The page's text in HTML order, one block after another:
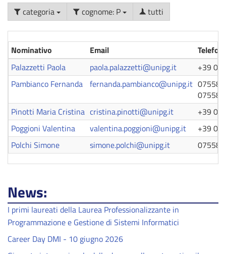
categoria cognome: P tutti
Nominativo Email
Palazzetti Paola
paola.palazzetti@unipg.it
+39
Pambianco Fernanda fernanda.pambianco@unipg.it
Pinotti Maria Cristina cristina.pinotti@unipg.it
+39
Poggioni Valentina
valentina.poggioni@unipg.it
+39
Polchi Simone
simone.polchi@unipg.it
News:
I primi laureati della Laurea Professionalizzante in
Programmazione e Gestione di Sistemi Informatici
Career Day DMI - 10 giugno 2026